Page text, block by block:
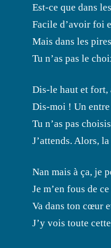
Est-ce que dans
Facile d’avoir foi
Mais dans les
Tu n’as pas le
Dis-le haut et fort,
Dis-moi ! Un entre
Tu n’as pas
J’attends. Alors,
Nan mais à ça, je
Je m’en fous de
Va dans ton cœur
J’y vois toute